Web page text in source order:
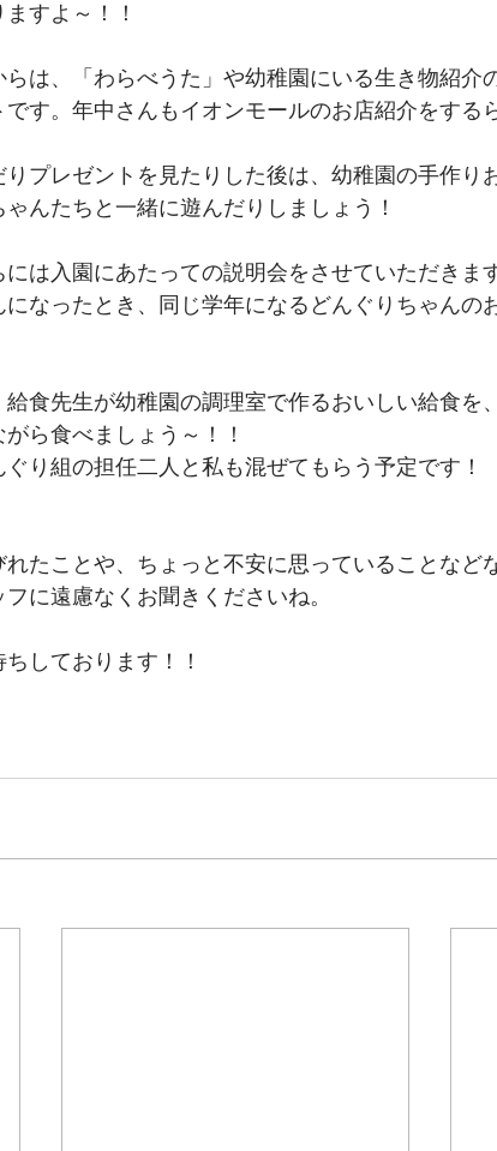
すよ～！！
は、「わらべうた」や幼稚園にいる生き物紹介
す。年中さんもイオンモールのお店紹介をする
プレゼントを見たりした後は、幼稚園の手作り
んたちと一緒に遊んだりしましょう！
は入園にあたっての説明会をさせていただきます
なったとき、同じ学年になるどんぐりちゃんの
食先生が幼稚園の調理室で作るおいしい給食を
ら食べましょう～！！
り組の担任二人と私も混ぜてもらう予定です！
たことや、ちょっと不安に思っていることなど
に遠慮なくお聞きくださいね。
しております！！